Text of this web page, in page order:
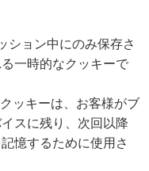
ション中にのみ保存さ
一時的なクッキーで
ッキーは、お客様がブ
スに残り、次回以降
憶するために使用さ